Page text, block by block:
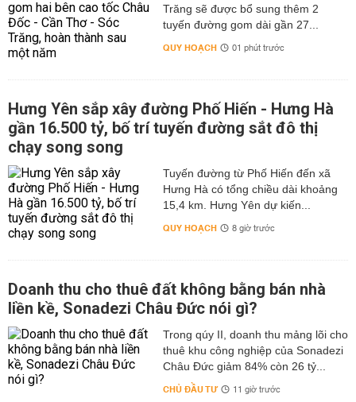
Trăng sẽ được bổ sung thêm 2
tuyến đường gom dài gần 27...
QUY HOẠCH 01 phút trước
Hưng Yên sắp xây đường Phố Hiến - Hưng Hà
gần 16.500 tỷ, bố trí tuyến đường sắt đô thị
chạy song song
Tuyến đường từ Phố Hiến đến xã
Hưng Hà có tổng chiều dài khoảng
15,4 km. Hưng Yên dự kiến...
QUY HOẠCH 8 giờ trước
Doanh thu cho thuê đất không bằng bán nhà
liền kề, Sonadezi Châu Đức nói gì?
Trong qúy II, doanh thu mảng lõi cho
thuê khu công nghiệp của Sonadezi
Châu Đức giảm 84% còn 26 tỷ...
CHỦ ĐẦU TƯ 11 giờ trước